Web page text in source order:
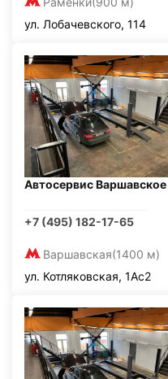
ул. Лобачевского, 114
Автосервис
+7 (495) 182-17-65
Варшавская(1400 м)
ул. Котляковская, 1Ас2